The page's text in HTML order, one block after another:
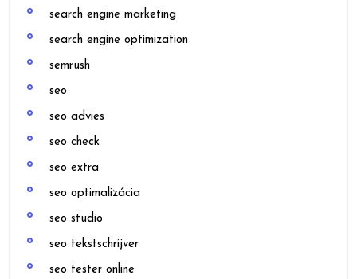
search engine marketing
search engine optimization
semrush
seo
seo advies
seo check
seo extra
seo optimalizácia
seo studio
seo tekstschrijver
seo tester online